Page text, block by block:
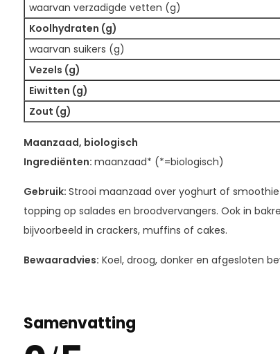
waarvan verzadigde vetten (g)
Koolhydraten (g)
waarvan suikers (g)
Vezels (g)
Eiwitten (g)
Zout (g)
Maanzaad, biologisch
Ingrediënten: maanzaad* (*=biologisch)
Gebruik: Strooi maanzaad over yoghurt of
topping op salades en broodvervangers. Ook in
bijvoorbeeld in crackers, muffins of cakes.
Bewaaradvies: Koel, droog, donker en afgesloten
Samenvatting